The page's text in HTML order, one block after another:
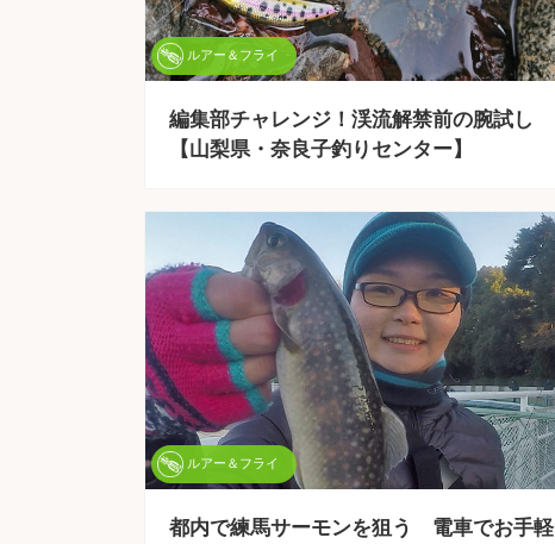
ルアー＆フライ
編集部チャレンジ！渓流解禁前の腕試し
【山梨県・奈良子釣りセンター】
ルアー＆フライ
都内で練馬サーモンを狙う 電車でお手軽